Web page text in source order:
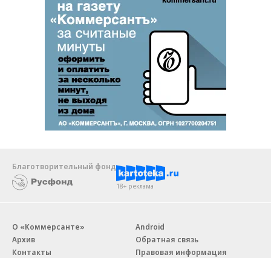
Благотворительный фонд
18+ реклама
О «Коммерсанте»
Архив
Контакты
Android
Обратная связь
Правовая информация